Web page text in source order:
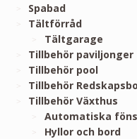
Spabad
Tältförråd
Tältgarage
Tillbehör paviljonger
Tillbehör pool
Tillbehör
Tillbehör Växthus
Automatiska
Hyllor och bord